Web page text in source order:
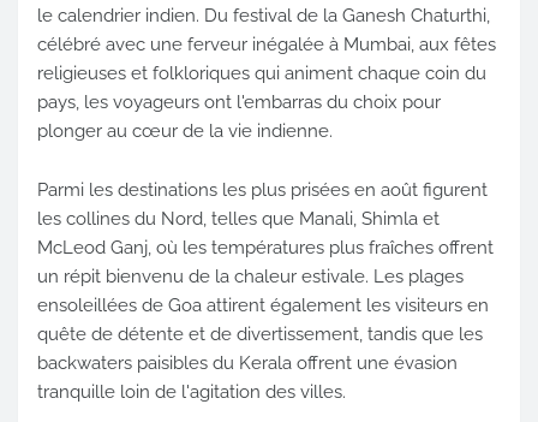
le calendrier indien. Du festival de la Ganesh Chaturthi,
célébré avec une ferveur inégalée à Mumbai, aux fêtes
religieuses et folkloriques qui animent chaque coin du
pays, les voyageurs ont l'embarras du choix pour
plonger au cœur de la vie indienne.
Parmi les destinations les plus prisées en août figurent
les collines du Nord, telles que Manali, Shimla et
McLeod Ganj, où les températures plus fraîches offrent
un répit bienvenu de la chaleur estivale. Les plages
ensoleillées de Goa attirent également les visiteurs en
quête de détente et de divertissement, tandis que les
backwaters paisibles du Kerala offrent une évasion
tranquille loin de l'agitation des villes.